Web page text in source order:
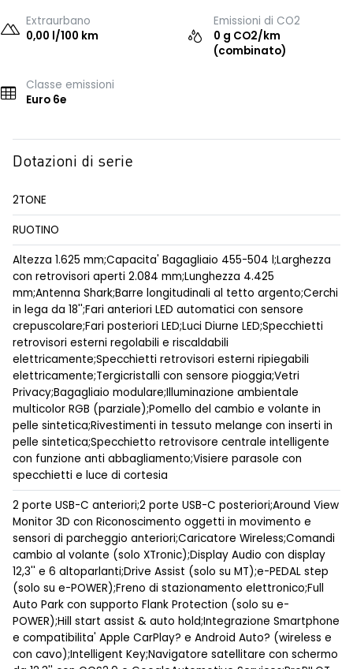
Extraurbano
0,00 l/100 km
Emissioni di CO2
0 g CO2/km
(combinato)
Classe emissioni
Euro 6e
Dotazioni di serie
2TONE
RUOTINO
Altezza 1.625 mm;Capacita' Bagagliaio 455-504 l;Larghezza
con retrovisori aperti 2.084 mm;Lunghezza 4.425
mm;Antenna Shark;Barre longitudinali al tetto argento;Cerchi
in lega da 18'';Fari anteriori LED automatici con sensore
crepuscolare;Fari posteriori LED;Luci Diurne LED;Specchietti
retrovisori esterni regolabili e riscaldabili
elettricamente;Specchietti retrovisori esterni ripiegabili
elettricamente;Tergicristalli con sensore pioggia;Vetri
Privacy;Bagagliaio modulare;Illuminazione ambientale
multicolor RGB (parziale);Pomello del cambio e volante in
pelle sintetica;Rivestimenti in tessuto melange con inserti in
pelle sintetica;Specchietto retrovisore centrale intelligente
con funzione anti abbagliamento;Visiere parasole con
specchietti e luce di cortesia
2 porte USB-C anteriori;2 porte USB-C posteriori;Around View
Monitor 3D con Riconoscimento oggetti in movimento e
sensori di parcheggio anteriori;Caricatore Wireless;Comandi
cambio al volante (solo XTronic);Display Audio con display
12,3'' e 6 altoparlanti;Drive Assist (solo su MT);e-PEDAL step
(solo su e-POWER);Freno di stazionamento elettronico;Full
Auto Park con supporto Flank Protection (solo su e-
POWER);Hill start assist & auto hold;Integrazione Smartphone
e compatibilita' Apple CarPlay? e Android Auto? (wireless e
con cavo);Intelligent Key;Navigatore satellitare con schermo